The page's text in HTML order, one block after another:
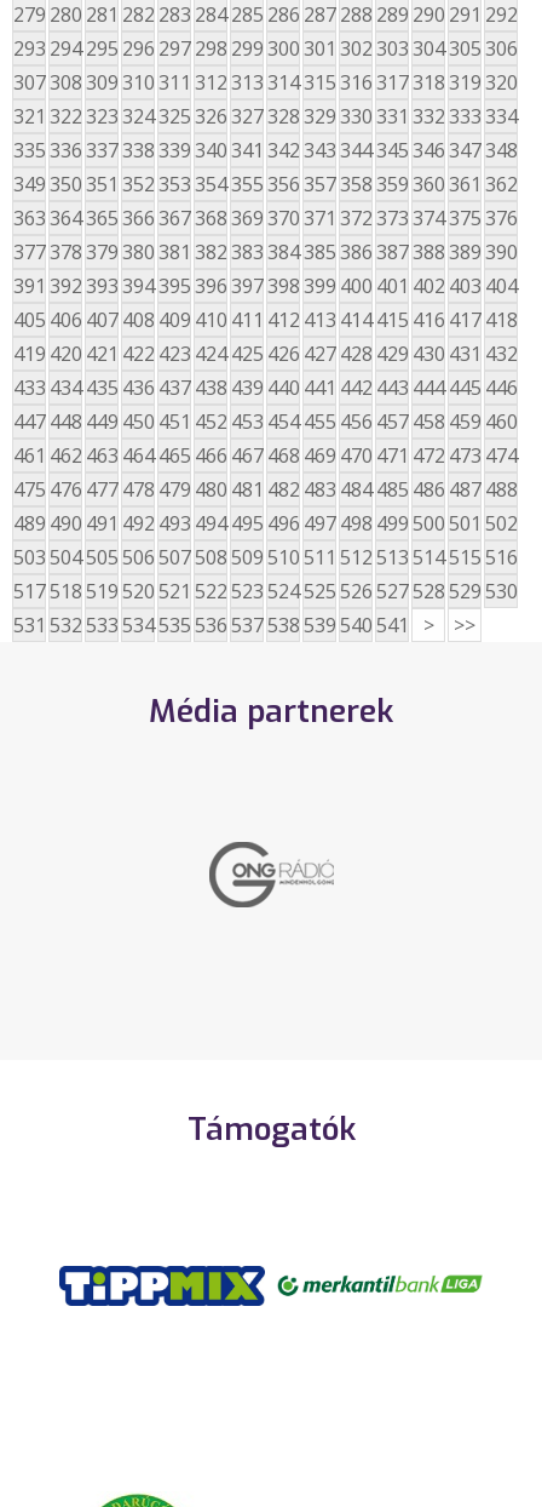
279 280 281 282 283 284285 286 287288 289 290 291 292
293 294295 296 297298 299300301 302303304305306
307308309310311 312313314315316317318319320
321 322323324325326327328329330331 332333334
335336337338339340341 342343344345346347348
349350351 352353354355356357358359360361 362
363364365366367368369370371 372373374375376
377378379380381 382383384385386387388389390
391 392393394395396397398399 400 401 402 403 404
405 406 407408 409 410 411 412 413 414415 416 417418
419 420 421 422 423 424425 426 427428 429 430 431 432
433 434435 436 437438 439 440 441 442 443 444445 446
447448 449 450 451 452 453 454455 456 457458 459 460
461 462 463 464465 466 467468 469 470 471 472 473 474
475 476 477478 479 480 481 482 483 484485 486 487488
489 490 491 492 493 494495 496 497498 499500501 502
503504505506507508509510511 512513514515516
517518519520521 522523524525526527528529530
531 532533534535536537538539540541 > >>
Média partnerek
Támogatók